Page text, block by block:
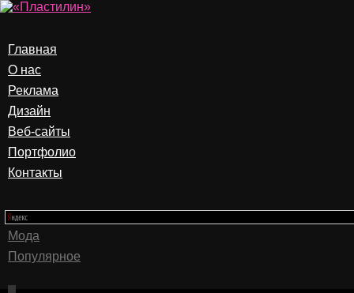
Главная
О нас
Реклама
Дизайн
Веб-сайты
Портфолио
Контакты
Мода
Популярное